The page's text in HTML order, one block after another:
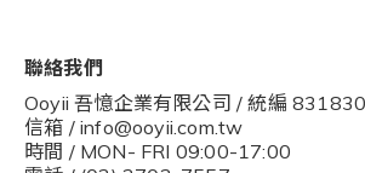
聯絡我們
Ooyii 吾憶企業有限公司 / 統編
信箱 / info@ooyii.com.tw
時間 / MON- FRI 09:00-17:00